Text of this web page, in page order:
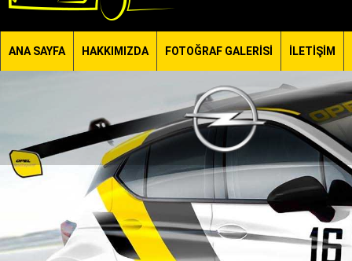
ANA SAYFA HAKKIMIZDA FOTOĞRAF GALERİSİ İLETİŞİM